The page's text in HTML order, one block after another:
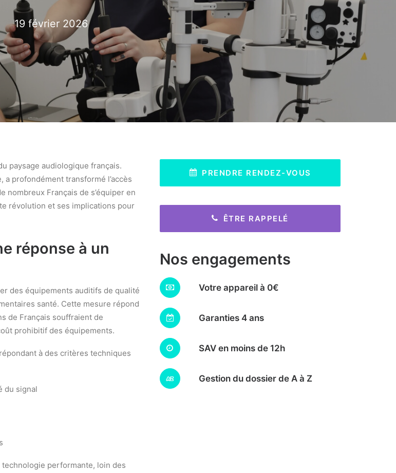
19 février 2026
paysage audiologique français.
profondément transformé l’accès
nombreux Français de s’équiper en
révolution et ses implications pour
réponse à un
des équipements auditifs de qualité
santé. Cette mesure répond
de Français souffraient de
prohibitif des équipements.
à des critères techniques
du signal
performante, loin des
PRENDRE RENDEZ-VOUS
ÊTRE RAPPELÉ
Nos engagements
Votre appareil à 0€
Garanties 4 ans
SAV en moins de 12h
Gestion du dossier de A à Z